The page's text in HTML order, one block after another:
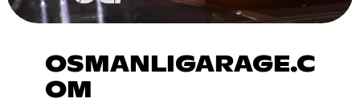
OSMANLIGARAGE.C
OM